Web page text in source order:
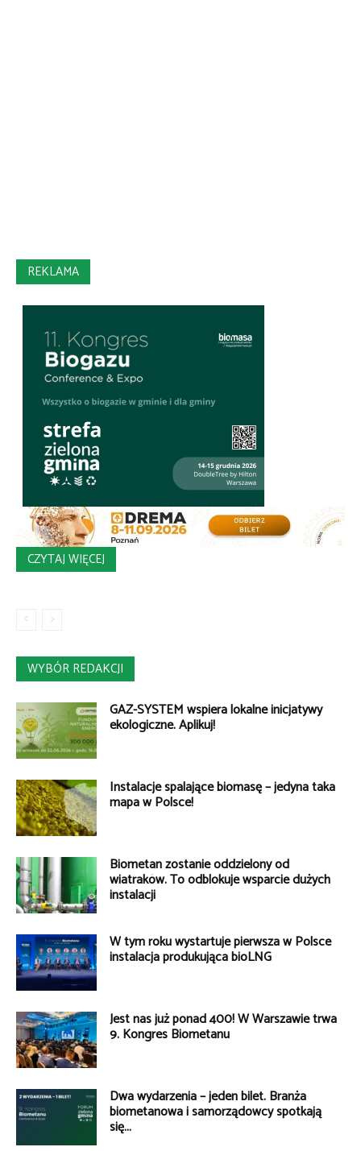
REKLAMA
CZYTAJ WIĘCEJ
WYBÓR REDAKCJI
GAZ-SYSTEM wspiera lokalne inicjatywy
ekologiczne. Aplikuj!
Instalacje spalające biomasę – jedyna taka
mapa w Polsce!
Biometan zostanie oddzielony od
wiatraków. To odblokuje wsparcie dużych
instalacji
W tym roku wystartuje pierwsza w Polsce
instalacja produkująca bioLNG
Jest nas już ponad 400! W Warszawie trwa
9. Kongres Biometanu
Dwa wydarzenia – jeden bilet. Branża
biometanowa i samorządowcy spotkają
się...